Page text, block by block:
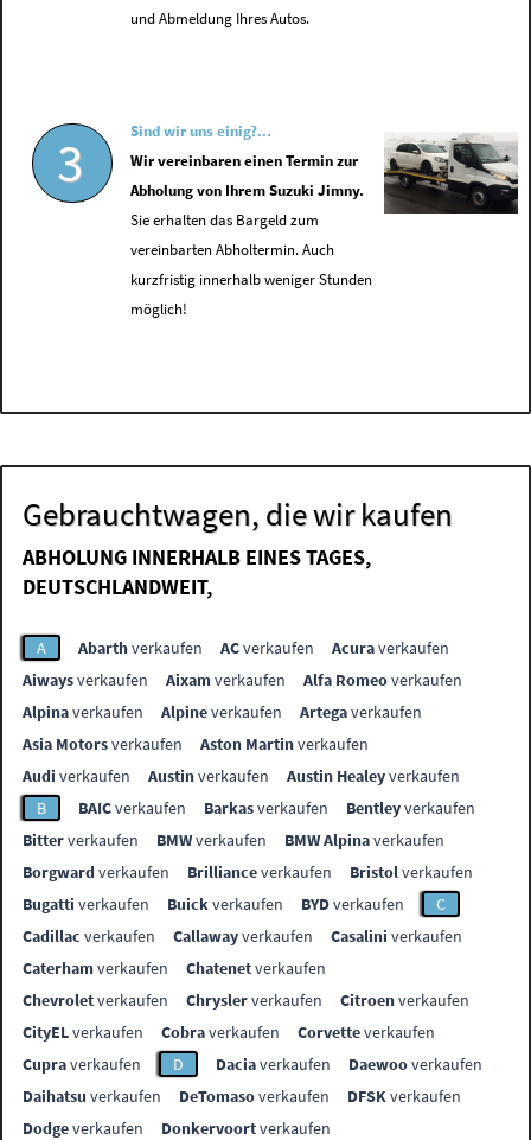
und Abmeldung Ihres Autos.
3
Sind wir uns einig?...
Wir vereinbaren einen Termin zur
Abholung von Ihrem Suzuki Jimny.
Sie erhalten das Bargeld zum
vereinbarten Abholtermin. Auch
kurzfristig innerhalb weniger Stunden
möglich!
Gebrauchtwagen, die wir kaufen
ABHOLUNG INNERHALB EINES TAGES,
DEUTSCHLANDWEIT,
A Abarthverkaufen ACverkaufen Acuraverkaufen
Aiwaysverkaufen Aixamverkaufen Alfa Romeoverkaufen
Alpinaverkaufen Alpineverkaufen Artegaverkaufen
Asia Motorsverkaufen Aston Martinverkaufen
Audi verkaufen Austinverkaufen Austin Healeyverkaufen
B
BAICverkaufen Barkasverkaufen Bentleyverkaufen
Bitterverkaufen BMWverkaufen BMW Alpinaverkaufen
Borgwardverkaufen Brillianceverkaufen Bristolverkaufen
Bugatti verkaufen Buickverkaufen BYDverkaufen
C
Cadillac verkaufen Callawayverkaufen Casalini verkaufen
Caterhamverkaufen Chatenetverkaufen
Chevroletverkaufen Chryslerverkaufen Citroenverkaufen
CityELverkaufen Cobraverkaufen Corvetteverkaufen
Cupraverkaufen D Daciaverkaufen Daewooverkaufen
Daihatsu verkaufen DeTomasoverkaufen DFSKverkaufen
Dodgeverkaufen Donkervoortverkaufen